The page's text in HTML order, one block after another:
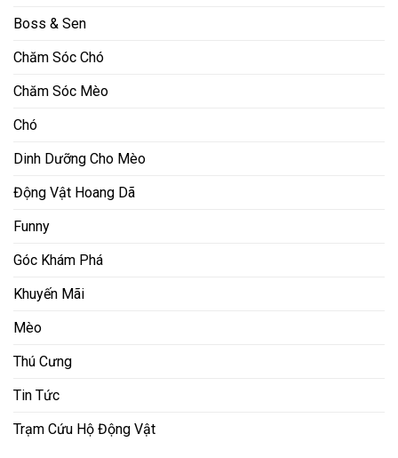
Boss & Sen
Chăm Sóc Chó
Chăm Sóc Mèo
Chó
Dinh Dưỡng Cho Mèo
Động Vật Hoang Dã
Funny
Góc Khám Phá
Khuyến Mãi
Mèo
Thú Cưng
Tin Tức
Trạm Cứu Hộ Động Vật